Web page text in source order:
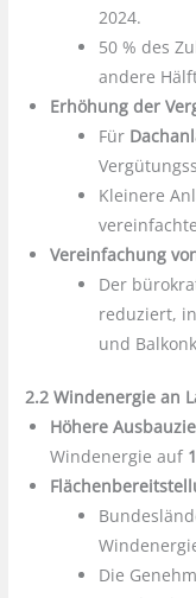
2024.
50 % des
andere
Erhöhung der
Für
Kleinere
Vereinfachung
Der
reduziert,
und
2.2 Windenergie an
Höhere
Windenergie auf
Die